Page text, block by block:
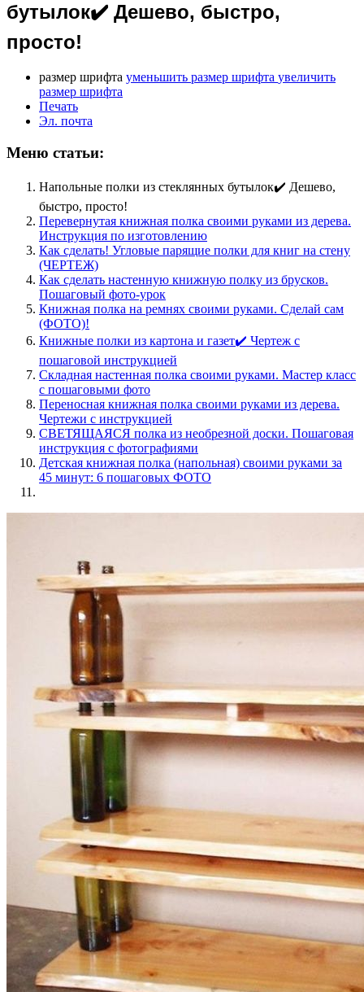
бутылок✔️ Дешево, быстро,
просто!
размер шрифта уменьшить размер шрифта увеличить
размер шрифта
Печать
Эл. почта
Меню статьи:
Напольные полки из стеклянных бутылок✔️ Дешево,
быстро, просто!
Перевернутая книжная полка своими руками из дерева.
Инструкция по изготовлению
Как сделать! Угловые парящие полки для книг на стену
(ЧЕРТЕЖ)
Как сделать настенную книжную полку из брусков.
Пошаговый фото-урок
Книжная полка на ремнях своими руками. Сделай сам
(ФОТО)!
Книжные полки из картона и газет✔️ Чертеж с
пошаговой инструкцией
Складная настенная полка своими руками. Мастер класс
с пошаговыми фото
Переносная книжная полка своими руками из дерева.
Чертежи с инструкцией
СВЕТЯЩАЯСЯ полка из необрезной доски. Пошаговая
инструкция с фотографиями
Детская книжная полка (напольная) своими руками за
45 минут: 6 пошаговых ФОТО